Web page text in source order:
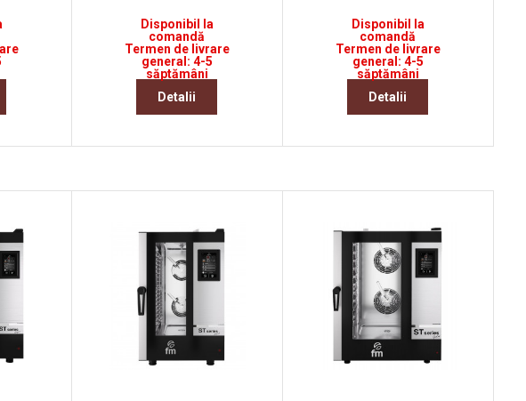
Disponibil la
comandă
Termen de livrare
general: 4-5
săptămâni
Detalii
Disponibil la
comandă
Termen de livrare
general: 4-5
săptămâni
Detalii